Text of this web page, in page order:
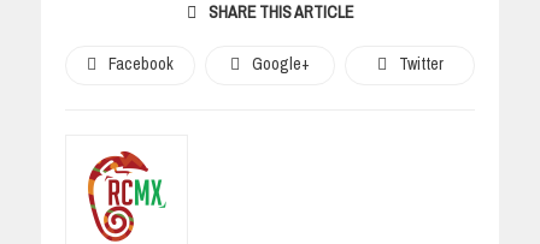
SHARE THIS ARTICLE
Facebook Google+ Twitter